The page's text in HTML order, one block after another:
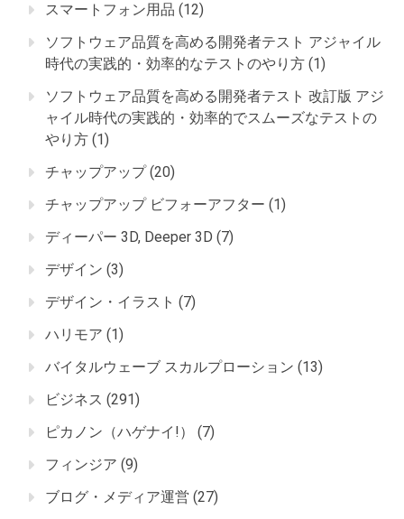
スマートフォン用品 (12)
ソフトウェア品質を高める開発者テスト アジャイル
時代の実践的・効率的なテストのやり方 (1)
ソフトウェア品質を高める開発者テスト 改訂版 アジ
ャイル時代の実践的・効率的でスムーズなテストの
やり方 (1)
チャップアップ(20)
チャップアップ ビフォーアフター (1)
ディーパー 3D, Deeper 3D (7)
デザイン (3)
デザイン・イラスト (7)
ハリモア (1)
バイタルウェーブ スカルプローション (13)
ビジネス (291)
ピカノン（ハゲナイ!）
(7)
フィンジア (9)
ブログ・メディア運営 (27)